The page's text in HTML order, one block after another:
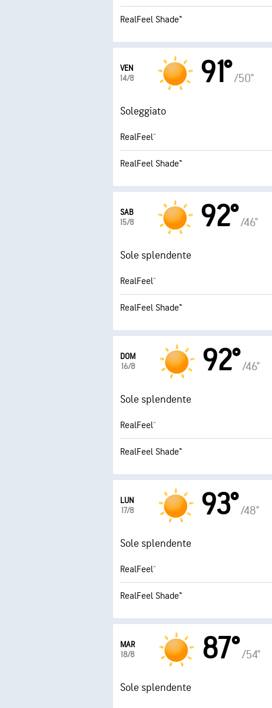
RealFeel Shade™
VEN
14/8
91° /50°
Soleggiato
RealFeel®
RealFeel Shade™
SAB
15/8
92° /46°
Sole splendente
RealFeel®
RealFeel Shade™
DOM
16/8
92° /46°
Sole splendente
RealFeel®
RealFeel Shade™
LUN
17/8
93° /48°
Sole splendente
RealFeel®
RealFeel Shade™
MAR
18/8
87° /54°
Sole splendente